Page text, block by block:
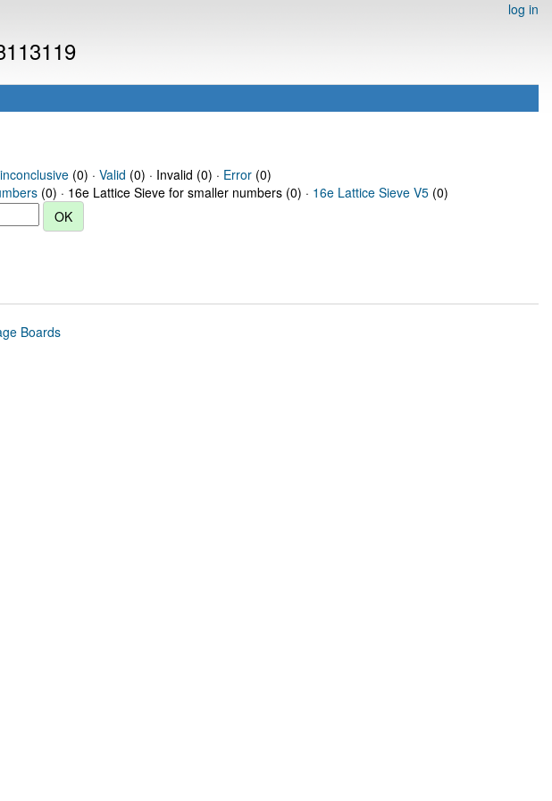
log in
(0) · Valid (0) · Invalid (0) · Error(0)
(0) · 16e Lattice Sieve for smaller numbers (0) · 16e Lattice Sieve V5 (0)
Boards